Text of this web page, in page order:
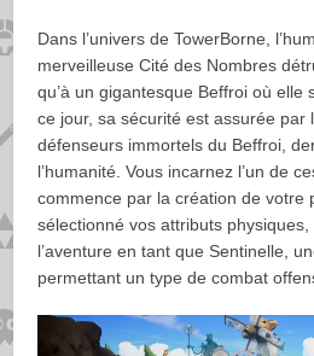
Dans l’univers de TowerBorne,
merveilleuse Cité des Nombres
qu’à un gigantesque Beffroi où elle
ce jour, sa sécurité est assurée par
défenseurs immortels du Beffroi,
l’humanité. Vous incarnez l’un de
commence par la création de votre
sélectionné vos attributs
l’aventure en tant que Sentinelle,
permettant un type de combat